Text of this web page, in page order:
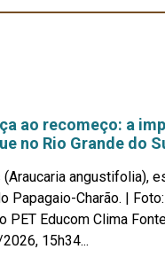
ao recomeço: a
no Rio Grande do
(Araucaria angustifolia),
Papagaio-Charão. |
PET Educom Clima
15h34...